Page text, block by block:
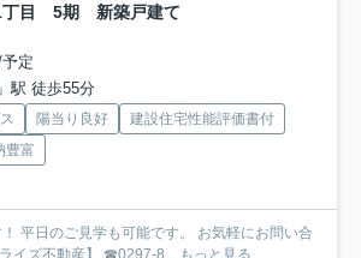
丁目 5期 新築戸建て
定
駅 徒歩55分
陽当り良好
建設住宅性能評価書付
豊富
平日のご見学も可能です。 お気軽にお問い合
い♪ 【リアライズ不動産】 ☎0297-8...
もっと見る